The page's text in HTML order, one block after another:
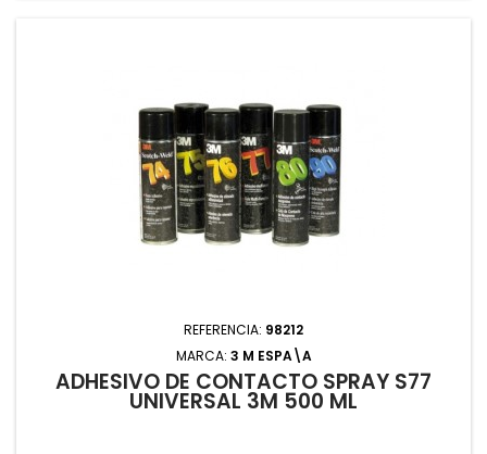
REFERENCIA: 98212
MARCA: 3 M ESPA\A
ADHESIVO DE CONTACTO SPRAY S77
UNIVERSAL 3M 500 ML